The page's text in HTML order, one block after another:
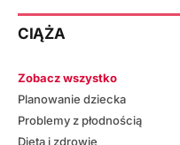
CIĄŻA
Zobacz wszystko
Planowanie dziecka
Problemy z płodnością
Dieta i zdrowie